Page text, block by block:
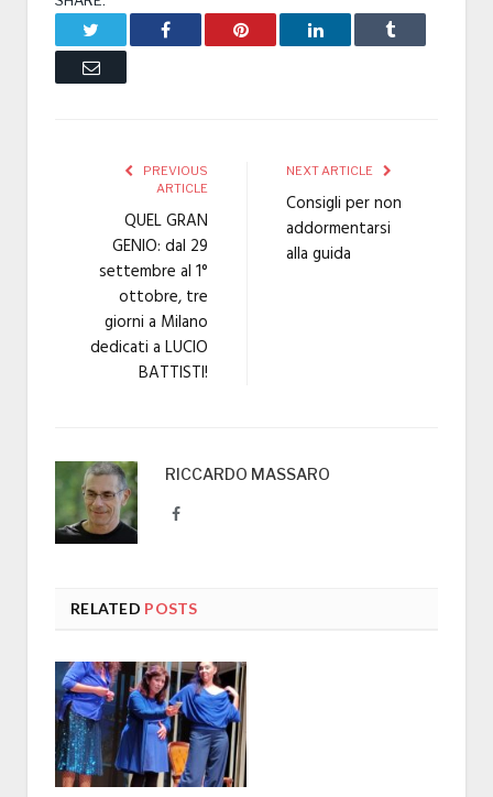
Facebook Pinterest LinkedIn Tumblr
Email
PREVIOUS
ARTICLE
QUEL GRAN
GENIO: dal 29
settembre al 1°
ottobre, tre
giorni a Milano
dedicati a LUCIO
BATTISTI!
NEXT ARTICLE
Consigli per non
addormentarsi
alla guida
RICCARDO MASSARO
Facebook
RELATED POSTS